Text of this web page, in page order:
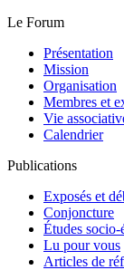
Le Forum
Présentation
Mission
Organisation
Membres et
Vie
Calendrier
Publications
Exposés et
Conjoncture
Études
Lu pour vous
Articles de